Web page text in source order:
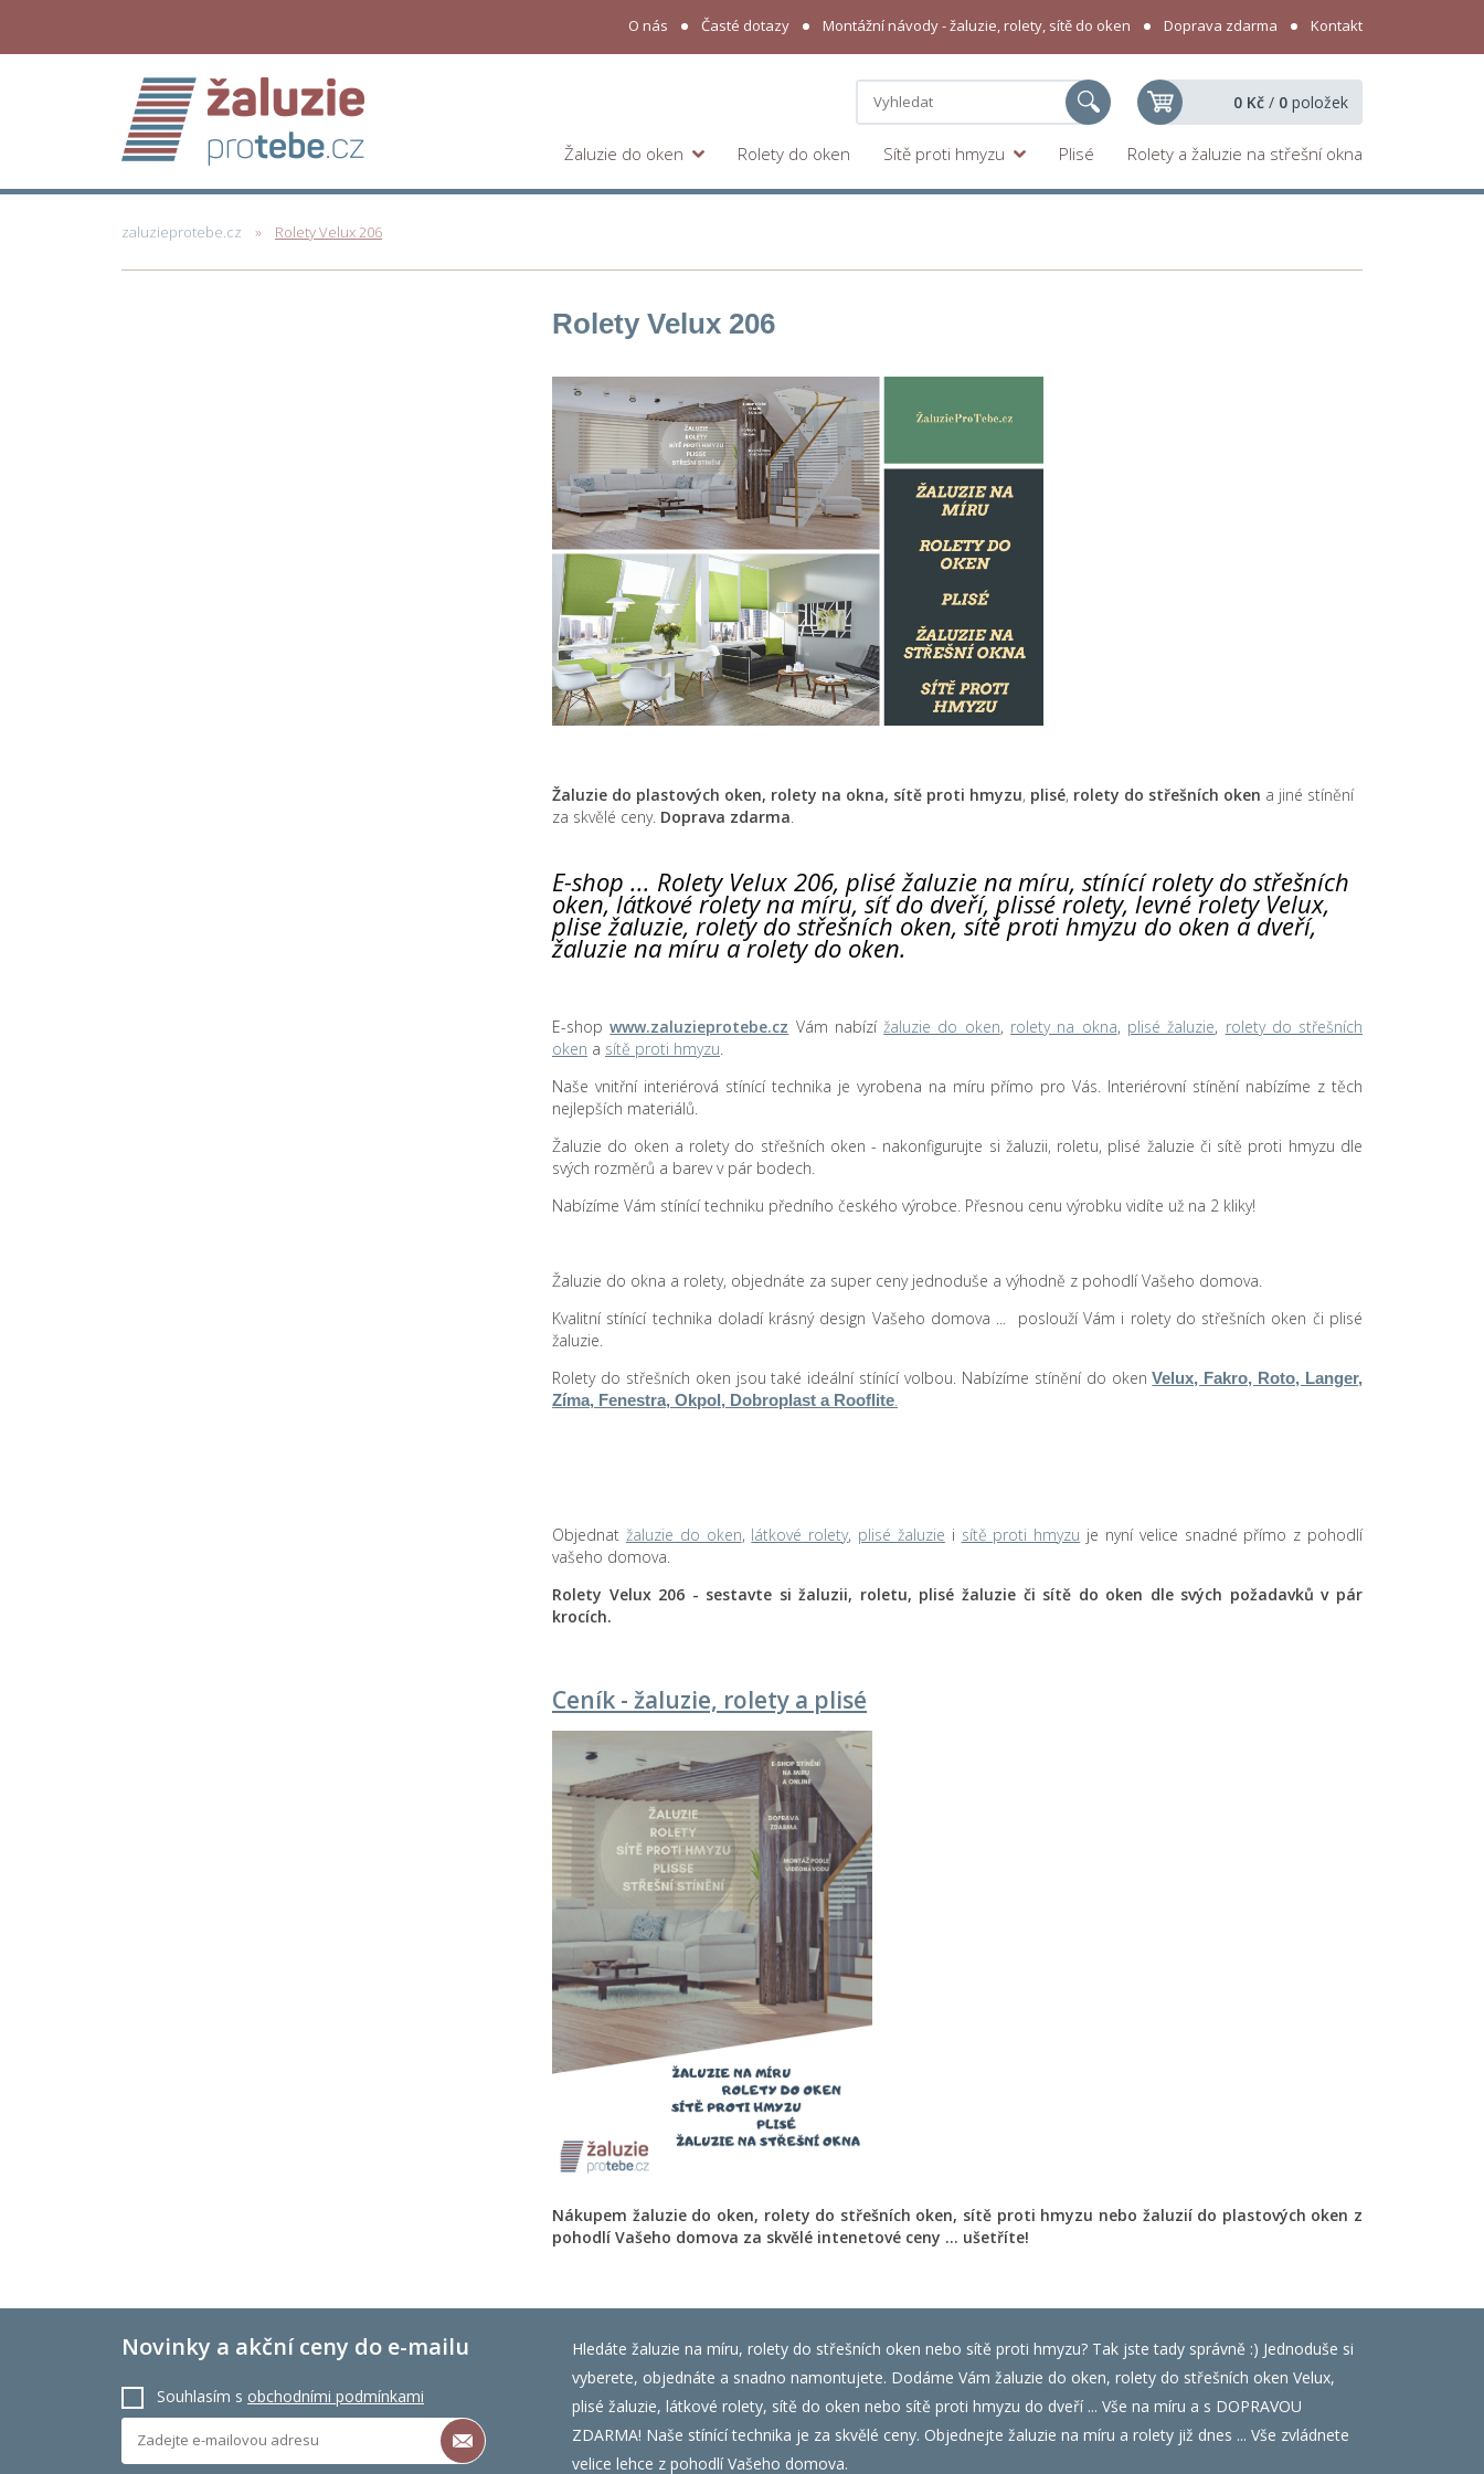
O nás Časté dotazy Montážní návody - žaluzie, rolety, sítě do oken Doprava zdarma Kontakt
0 Kč / 0 položek
Žaluzie do oken Rolety do oken Sítě proti hmyzu Plisé Rolety a žaluzie na střešní okna
zaluzieprotebe.cz Rolety Velux 206
Rolety Velux 206
Žaluzie do plastových oken, rolety na okna, sítě proti hmyzu, plisé, rolety do střešních oken a jiné stínění
za skvělé ceny. Doprava zdarma.
E-shop ... Rolety Velux 206, plisé žaluzie na míru, stínící rolety do střešních
oken, látkové rolety na míru, síť do dveří, plissé rolety, levné rolety Velux,
plise žaluzie, rolety do střešních oken, sítě proti hmyzu do oken a dveří,
žaluzie na míru a rolety do oken.
E-shopwww.zaluzieprotebe.cz Vám nabízížaluzie do oken, rolety na okna, plisé žaluzie, rolety do střešních
oken a sítě proti hmyzu.
Naše vnitřní interiérová stínící technika je vyrobena na míru přímo pro Vás. Interiérovní stínění nabízíme z těch
nejlepších materiálů.
Žaluzie do oken a rolety do střešních oken - nakonfigurujte si žaluzii, roletu, plisé žaluzie či sítě proti hmyzu dle
svých rozměrů a barev v pár bodech.
Nabízíme Vám stínící techniku předního českého výrobce. Přesnou cenu výrobku vidíte už na 2 kliky!
Žaluzie do okna a rolety, objednáte za super ceny jednoduše a výhodně z pohodlí Vašeho domova.
Kvalitní stínící technika doladí krásný design Vašeho domova ... poslouží Vám i rolety do střešních oken či plisé
žaluzie.
Rolety do střešních oken jsou také ideální stínící volbou. Nabízíme stínění do okenVelux, Fakro, Roto, Langer,
Zíma, Fenestra, Okpol, Dobroplast a Rooflite.
Objednat žaluzie do oken, látkové rolety, plisé žaluzie i sítě proti hmyzu je nyní velice snadné přímo z pohodlí
vašeho domova.
Rolety Velux 206 - sestavte si žaluzii, roletu, plisé žaluzie či sítě do oken dle svých požadavků v pár
krocích.
Ceník - žaluzie, rolety a plisé
Nákupem žaluzie do oken, rolety do střešních oken, sítě proti hmyzu nebo žaluzií do plastových oken z
pohodlí Vašeho domova za skvělé intenetové ceny ... ušetříte!
Novinky a akční ceny do e-mailu
Souhlasím s obchodními podmínkami
Hledáte žaluzie na míru, rolety do střešních oken nebo sítě proti hmyzu? Tak jste tady správně :) Jednoduše si
vyberete, objednáte a snadno namontujete. Dodáme Vám žaluzie do oken, rolety do střešních oken Velux,
plisé žaluzie, látkové rolety, sítě do oken nebo sítě proti hmyzu do dveří ... Vše na míru a s DOPRAVOU
ZDARMA! Naše stínící technika je za skvělé ceny. Objednejte žaluzie na míru a rolety již dnes ... Vše zvládnete
velice lehce z pohodlí Vašeho domova.